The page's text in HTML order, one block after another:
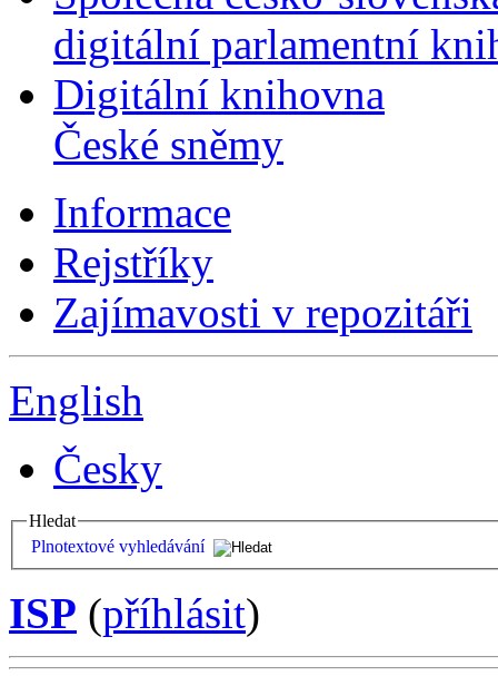
digitální parlamentní
Digitální knihovna
České sněmy
Informace
Rejstříky
Zajímavosti v repozitáři
English
Česky
Hledat
Plnotextové vyhledávání
ISP (příhlásit)